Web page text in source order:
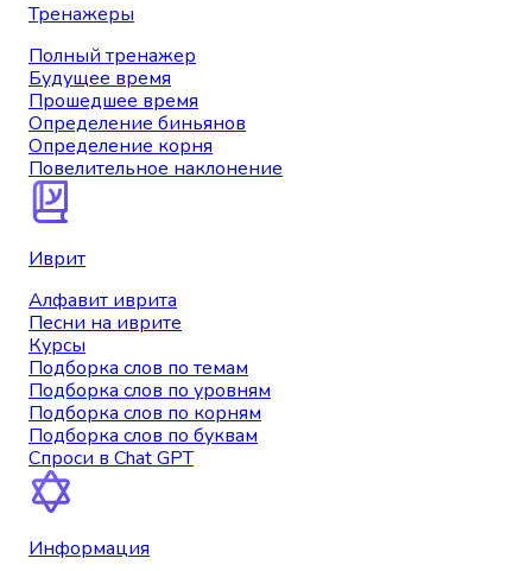
Тренажеры
Полный тренажер
Будущее время
Прошедшее время
Определение биньянов
Определение корня
Повелительное наклонение
Иврит
Алфавит иврита
Песни на иврите
Курсы
Подборка слов по темам
Подборка слов по уровням
Подборка слов по корням
Подборка слов по буквам
Спроси в Chat GPT
Информация